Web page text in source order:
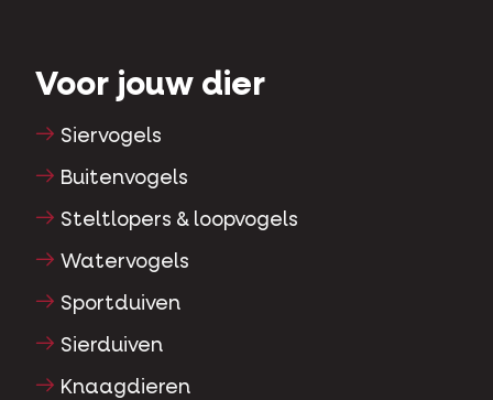
Voor jouw dier
Siervogels
Buitenvogels
Steltlopers & loopvogels
Watervogels
Sportduiven
Sierduiven
Knaagdieren